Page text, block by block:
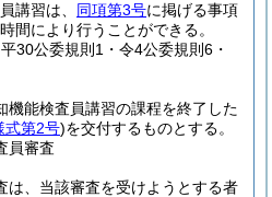
講習は、 同項第3号に掲げる事項
間により行うことができる。
30公委規則1・令4公委規則6・
機能検査員講習の課程を終了した
式第2号)を交付するものとする。
員審査
は、当該審査を受けようとする者